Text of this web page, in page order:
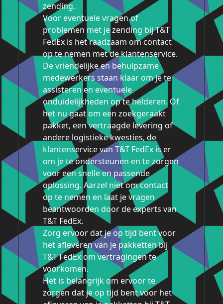
zending.
Voor eventuele vragen of
problemen met je zending bij T&T
FedEx is het raadzaam om contact
op te nemen met de klantenservice.
De vriendelijke en behulpzame
medewerkers staan klaar om je te
assisteren en eventuele
onduidelijkheden op te helderen. Of
het nu gaat om een zoekgeraakt
pakket, een vertraagde levering of
andere logistieke kwesties, de
klantenservice van T&T FedEx is er
om je te ondersteunen en te zorgen
voor een snelle en passende
oplossing. Aarzel niet om contact
op te nemen en laat je vragen
beantwoorden door de experts van
T&T FedEx.
Zorg ervoor dat je op tijd bent voor
het afleveren van je pakketten bij
T&T FedEx om vertragingen te
voorkomen.
Het is belangrijk om ervoor te
zorgen dat je op tijd bent voor het